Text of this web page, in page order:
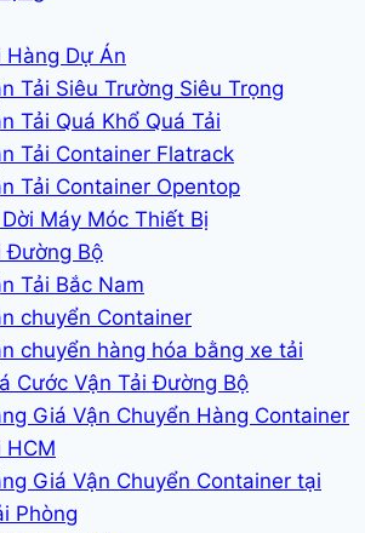
Hàng Dự Án
Tải Siêu Trường Siêu Trọng
Tải Quá Khổ Quá Tải
Tải Container Flatrack
Tải Container Opentop
Máy Móc Thiết Bị
Đường Bộ
Tải Bắc Nam
chuyển Container
chuyển hàng hóa bằng xe tải
Cước Vận Tải Đường Bộ
Giá Vận Chuyển Hàng Container
HCM
Giá Vận Chuyển Container tại
Phòng